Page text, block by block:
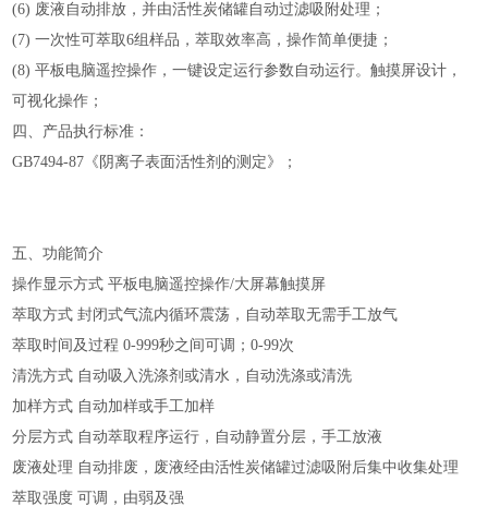
(6) 废液自动排放，并由活性炭储罐自动过滤吸附处理；
(7) 一次性可萃取6组样品，萃取效率高，操作简单便捷；
(8) 平板电脑遥控操作，一键设定运行参数自动运行。触摸屏设计，
可视化操作；
四、产品执行标准：
GB7494-87《阴离子表面活性剂的测定》；
五、功能简介
操作显示方式 平板电脑遥控操作/大屏幕触摸屏
萃取方式 封闭式气流内循环震荡，自动萃取无需手工放气
萃取时间及过程 0-999秒之间可调；0-99次
清洗方式 自动吸入洗涤剂或清水，自动洗涤或清洗
加样方式 自动加样或手工加样
分层方式 自动萃取程序运行，自动静置分层，手工放液
废液处理 自动排废，废液经由活性炭储罐过滤吸附后集中收集处理
萃取强度 可调，由弱及强